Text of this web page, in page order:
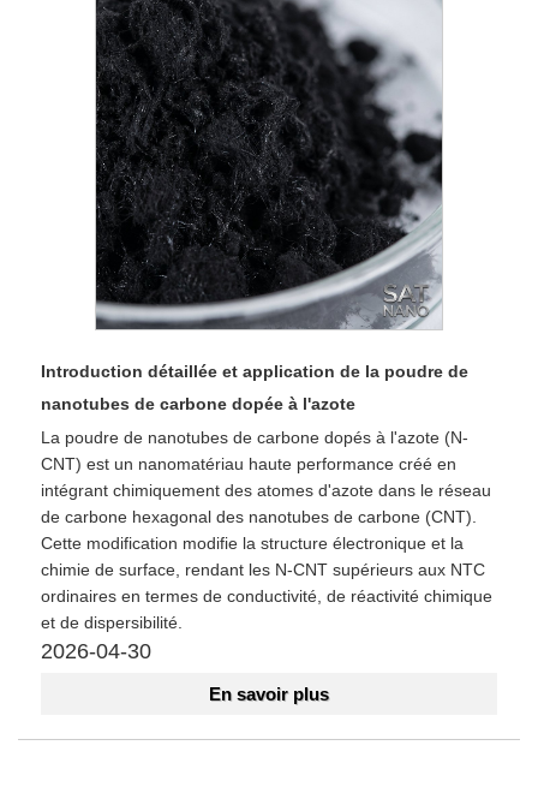
Introduction détaillée et application de la poudre de
nanotubes de carbone dopée à l'azote
La poudre de nanotubes de carbone dopés à l'azote (N-
CNT) est un nanomatériau haute performance créé en
intégrant chimiquement des atomes d'azote dans le réseau
de carbone hexagonal des nanotubes de carbone (CNT).
Cette modification modifie la structure électronique et la
chimie de surface, rendant les N-CNT supérieurs aux NTC
ordinaires en termes de conductivité, de réactivité chimique
et de dispersibilité.
2026-04-30
En savoir plus